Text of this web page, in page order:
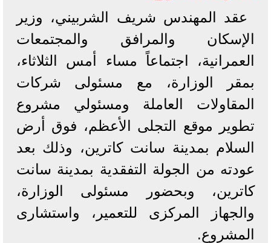
عقد المهندس شريف الشربيني، وزير
الإسكان والمرافق والمجتمعات
العمرانية، اجتماعاً مساء أمس الثلاثاء،
بمقر الوزارة، مع مسئولى شركات
المقاولات العاملة ومسئولي مشروع
تطوير موقع التجلى الأعظم، فوق أرض
السلام بمدينة سانت كاترين، وذلك بعد
عودته من الجولة التفقدية بمدينة سانت
كاترين، وبحضور مسئولى الوزارة،
والجهاز المركزى للتعمير، واستشارى
المشروع.